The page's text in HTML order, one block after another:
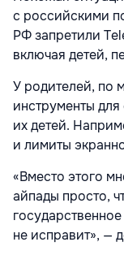
с российскими
РФ запретили
включая детей,
У родителей, по
инструменты
их детей.
и лимиты
«Вместо этого
айпады просто,
не исправит», —